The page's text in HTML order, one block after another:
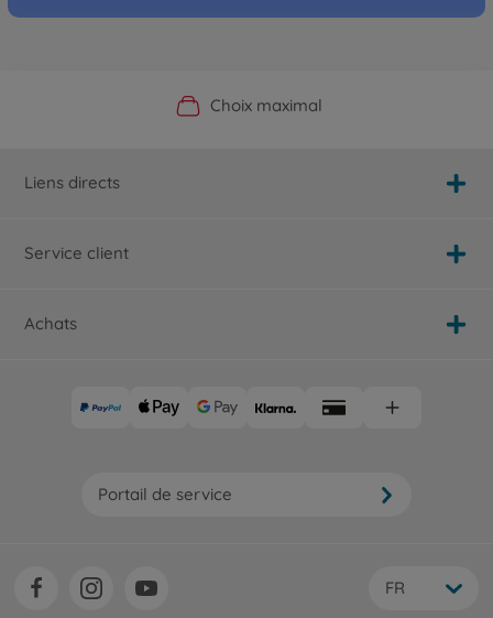
Boutique officielle du fabricant
Choix maximal
Service personnalisé
Livraison rapide
Liens directs
Service client
Achats
Portail de service
FR